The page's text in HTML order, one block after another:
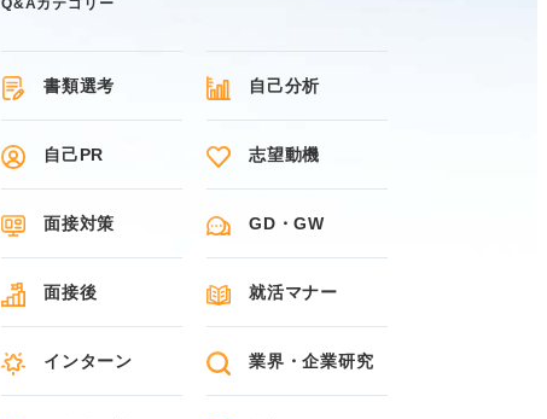
Q&Aカテゴリー
書類選考 自己分析
自己PR 志望動機
面接対策 GD・GW
面接後 就活マナー
インターン 業界・企業研究